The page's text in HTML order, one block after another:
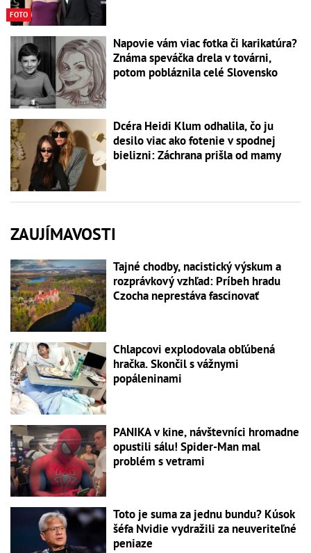
FOTO
Napovie vám viac fotka či karikatúra?
Známa speváčka drela v továrni,
potom pobláznila celé Slovensko
Dcéra Heidi Klum odhalila, čo ju
desilo viac ako fotenie v spodnej
bielizni: Záchrana prišla od mamy
ZAUJÍMAVOSTI
Tajné chodby, nacistický výskum a
rozprávkový vzhľad: Príbeh hradu
Czocha neprestáva fascinovať
Chlapcovi explodovala obľúbená
hračka. Skončil s vážnymi
popáleninami
PANIKA v kine, návštevníci hromadne
opustili sálu! Spider-Man mal
problém s vetrami
Toto je suma za jednu bundu? Kúsok
šéfa Nvidie vydražili za neuveriteľné
peniaze